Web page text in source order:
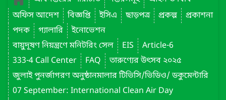
অফিস আদেশ
বিজ্ঞপ্তি ইসিএ ছাড়পত্র প্রকল্প
প্রকাশনা
পদক
গ্যালারি
ইনোভেশন
বায়ুদূষণ নিয়ন্ত্রণে মনিটরিং সেল
EIS
Article-6
333-4 Call Center
FAQ
তারুণ্যের উৎসব ২০২৫
জুলাই পুনর্জাগরণ অনুষ্ঠানমালার টিভিসি/ভিডিও/ ডকুমেন্টারি
07 September: International Clean Air Day